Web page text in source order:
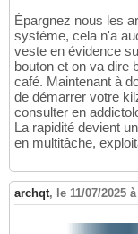
Épargnez nous les
système, cela n'a
veste en évidence
bouton et on va dire
café. Maintenant à
de démarrer votre
consulter en
La rapidité devient
en multitâche,
archqt, le 11/07/2025